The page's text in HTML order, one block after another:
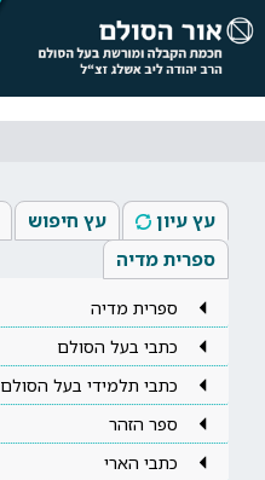
עץ עיון עץ חיפוש
ספרית מדיה
ספרית מדיה
כתבי בעל הסולם
כתבי תלמידי בעל הסולם
ספר הזהר
כתבי הארי